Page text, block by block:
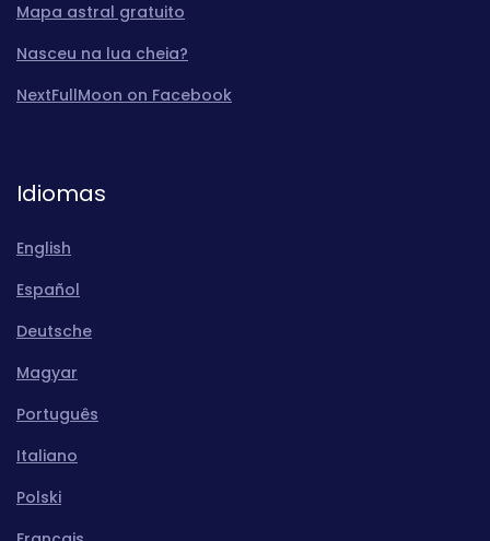
Mapa astral gratuito
Nasceu na lua cheia?
NextFullMoon on Facebook
Idiomas
English
Español
Deutsche
Magyar
Português
Italiano
Polski